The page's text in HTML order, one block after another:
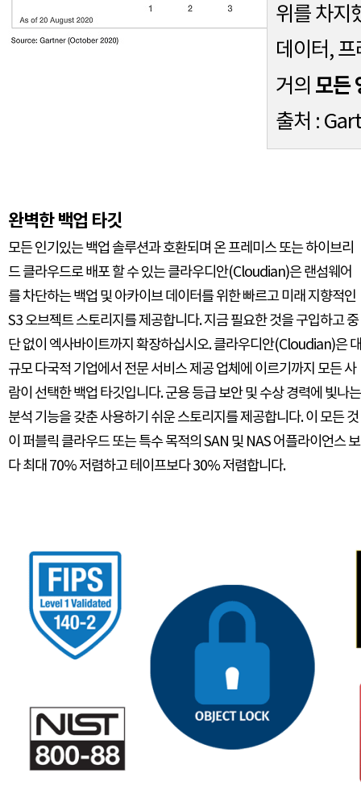
위를 차지
데이터,
거의 모든
출처 :
완벽한 백업 타깃
모든 인기있는 백업 솔루션과 호환되며 온 프레미스 또는 하이브리
드 클라우드로 배포 할 수 있는 클라우디안(Cloudian)은 랜섬웨어
를 차단하는 백업 및 아카이브 데이터를 위한 빠르고 미래 지향적인
S3 오브젝트 스토리지를 제공합니다. 지금 필요한 것을 구입하고 중
단 없이 엑사바이트까지 확장하십시오. 클라우디안(Cloudian)은 대
규모 다국적 기업에서 전문 서비스 제공 업체에 이르기까지 모든 사
람이 선택한 백업 타깃입니다. 군용 등급 보안 및 수상 경력에 빛나는
분석 기능을 갖춘 사용하기 쉬운 스토리지를 제공합니다. 이 모든 것
이 퍼블릭 클라우드 또는 특수 목적의 SAN 및 NAS 어플라이언스 보
다 최대 70% 저렴하고 테이프보다 30% 저렴합니다.